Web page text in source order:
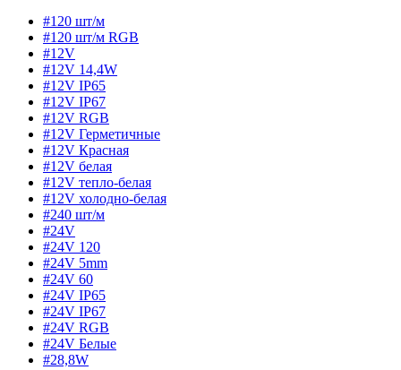
#120 шт/м
#120 шт/м RGB
#12V
#12V 14,4W
#12V IP65
#12V IP67
#12V RGB
#12V Герметичные
#12V Красная
#12V белая
#12V тепло-белая
#12V холодно-белая
#240 шт/м
#24V
#24V 120
#24V 5mm
#24V 60
#24V IP65
#24V IP67
#24V RGB
#24V Белые
#28,8W